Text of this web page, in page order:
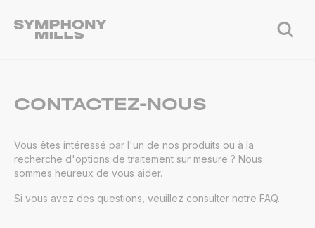
CONTACTEZ-NOUS
Vous êtes intéressé par l'un de nos produits ou à la
recherche d'options de traitement sur mesure ? Nous
sommes heureux de vous aider.
Si vous avez des questions, veuillez consulter notre FAQ.